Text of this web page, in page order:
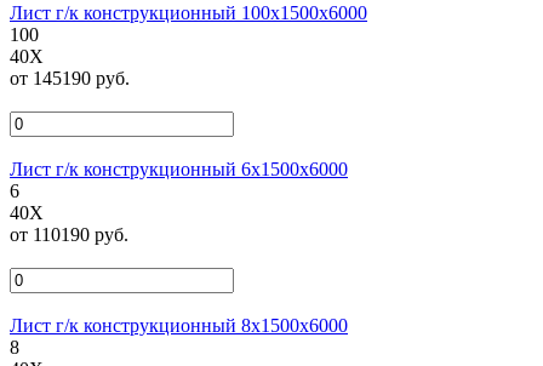
Лист г/к конструкционный 100х1500х6000
100
40Х
от 145190 руб.
Лист г/к конструкционный 6х1500х6000
6
40Х
от 110190 руб.
Лист г/к конструкционный 8х1500х6000
8